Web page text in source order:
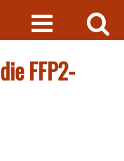
FFP2-